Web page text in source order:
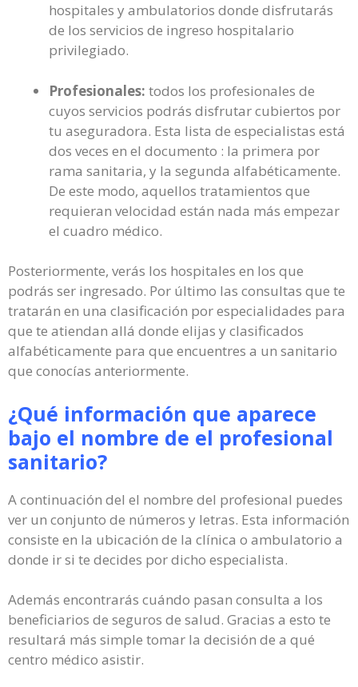
hospitales y ambulatorios donde disfrutarás
de los servicios de ingreso hospitalario
privilegiado.
Profesionales: todos los profesionales de
cuyos servicios podrás disfrutar cubiertos por
tu aseguradora. Esta lista de especialistas está
dos veces en el documento : la primera por
rama sanitaria, y la segunda alfabéticamente.
De este modo, aquellos tratamientos que
requieran velocidad están nada más empezar
el cuadro médico.
Posteriormente, verás los hospitales en los que
podrás ser ingresado. Por último las consultas que te
tratarán en una clasificación por especialidades para
que te atiendan allá donde elijas y clasificados
alfabéticamente para que encuentres a un sanitario
que conocías anteriormente.
¿Qué información que aparece
bajo el nombre de el profesional
sanitario?
A continuación del el nombre del profesional puedes
ver un conjunto de números y letras. Esta información
consiste en la ubicación de la clínica o ambulatorio a
donde ir si te decides por dicho especialista.
Además encontrarás cuándo pasan consulta a los
beneficiarios de seguros de salud. Gracias a esto te
resultará más simple tomar la decisión de a qué
centro médico asistir.